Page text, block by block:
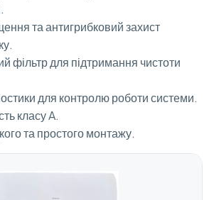
та антигрибковий захист
фільтр для підтримання чистоти
для контролю роботи системи.
класу A.
та простого монтажу.